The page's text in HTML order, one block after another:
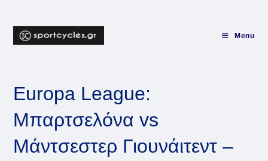
content
Menu
Europa League:
Μπαρτσελόνα vs
Μάντσεστερ Γιουνάιτεντ –